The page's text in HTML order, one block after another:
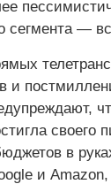
сегмента —
и
своего
в
и